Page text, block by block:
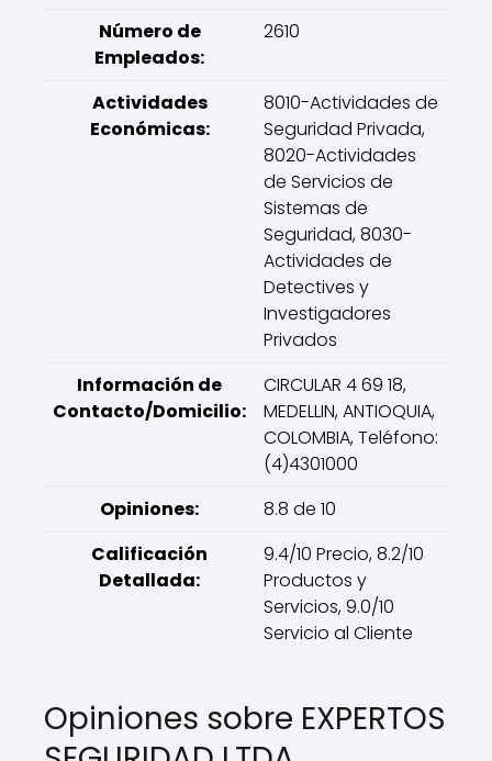
Número de
Empleados:
2610
Actividades
Económicas:
8010-Actividades de
Seguridad Privada,
8020-Actividades
de Servicios de
Sistemas de
Seguridad, 8030-
Actividades de
Detectives y
Investigadores
Privados
Información de
Contacto/Domicilio:
CIRCULAR 4 69 18,
MEDELLIN, ANTIOQUIA,
COLOMBIA, Teléfono:
(4)4301000
Opiniones:
8.8 de 10
Calificación
Detallada:
9.4/10 Precio, 8.2/10
Productos y
Servicios, 9.0/10
Servicio al Cliente
Opiniones sobre EXPERTOS